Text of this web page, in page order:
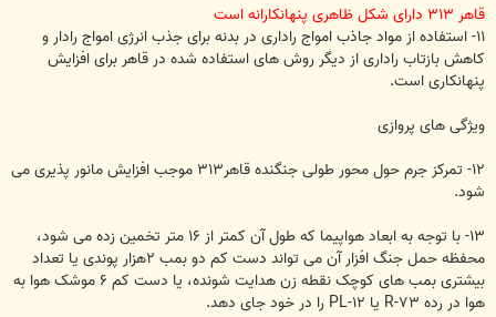
قاهر ۳۱۳ دارای شکل ظاهری پنهانکارانه است
۱۱- استفاده از مواد جاذب امواج راداری در بدنه برای جذب انرژی امواج رادار و
کاهش بازتاب راداری از دیگر روش های استفاده شده در قاهر برای افزایش
پنهانکاری است.
ویژگی های پروازی
۱۲- تمرکز جرم حول محور طولی جنگنده قاهر۳۱۳ موجب افزایش مانور پذیری می
شود.
۱۳- با توجه به ابعاد هواپیما که طول آن کمتر از ۱۶ متر تخمین زده می شود،
محفظه حمل جنگ افزار آن می تواند دست کم دو بمب ۲هزار پوندی یا تعداد
بیشتری بمب های کوچک نقطه زن هدایت شونده، یا دست کم ۶ موشک هوا به
هوا در رده R-۷۳ یا PL-۱۲ را در خود جای دهد.